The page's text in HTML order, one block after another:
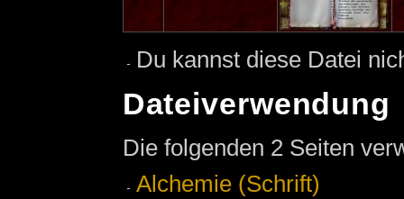
Du kannst diese Datei
Dateiverwendung
Die folgenden 2 Seiten
Alchemie (Schrift)